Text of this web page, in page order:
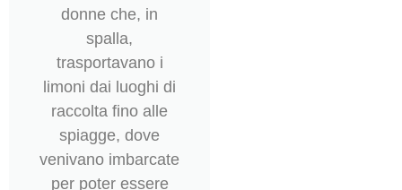
donne che, in
spalla,
trasportavano i
limoni dai luoghi di
raccolta fino alle
spiagge, dove
venivano imbarcate
per poter essere